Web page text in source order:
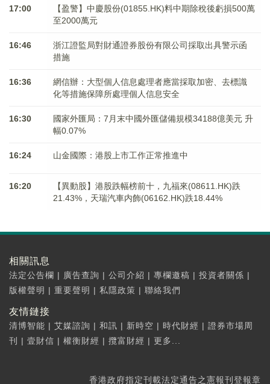
17:00
【盈警】中慶股份(01855.HK)料中期除稅後虧損500萬
至2000萬元
16:46
浙江證監局對財通證券股份有限公司採取出具警示函
措施
16:36
網信辦：大型個人信息處理者應當採取加密、去標識
化等措施保障所處理個人信息安全
16:30
國家外匯局：7月末中國外匯儲備規模34188億美元 升
幅0.07%
16:24 山金國際：港股上市工作正常推進中
16:20
【異動股】港股跌幅榜前十，九福來(08611.HK)跌
21.43%，天瑞汽車内飾(06162.HK)跌18.44%
相關訊息
法定公告欄 | 廣告查詢 | 公司介紹 | 專欄邀稿 | 投資者關係 |
版權聲明 | 重要聲明 | 私隱政策 | 聯絡我們
友情鏈接
清博智能 | 艾媒諮詢 | 和訊 | 新時空 | 時代財經 | 證券市場周
刊
| 壹財信 | 權衡財經 | 攬富財經 | 更多...
香港政府指定刊載法定通告之憲報刊登報章